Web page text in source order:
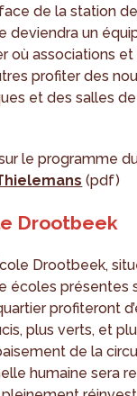
de la station
deviendra un
où associations
profiter des
et des salles
le programme
(pdf)
Drootbeek
Drootbeek,
écoles présentes
profiteront
plus verts, et
de la
humaine sera